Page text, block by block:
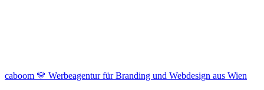
caboom 💛 Werbeagentur für Branding und Webdesign aus Wien